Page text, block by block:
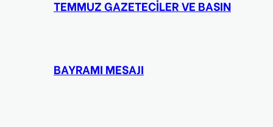
TEMMUZ GAZETECİLER VE BASIN
BAYRAMI MESAJI